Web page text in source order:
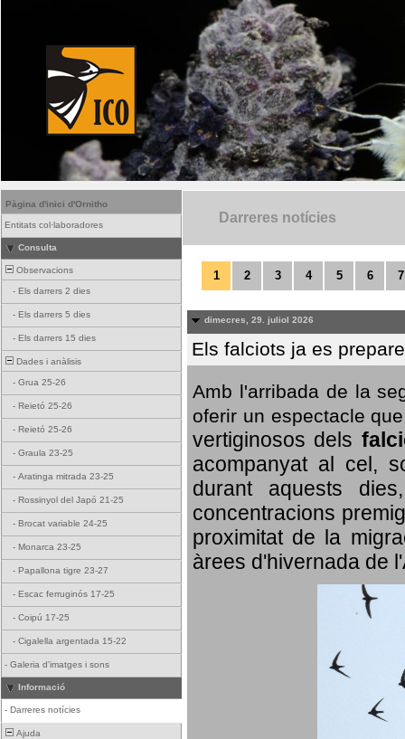
Pàgina d'inici d'Ornitho
Entitats col·laboradores
Consulta
Observacions
- Els darrers 2 dies
- Els darrers 5 dies
- Els darrers 15 dies
Dades i anàlisis
- Grua 25-26
- Reietó 25-26
- Reietó 25-26
- Graula 23-25
- Aratinga mitrada 23-25
- Rossinyol del Japó 21-25
- Brocat variable 24-25
- Monarca 23-25
- Papallona tigre 23-27
- Escac ferruginós 17-25
- Coipú 17-25
- Cigalella argentada 15-22
- Galeria d'imatges i sons
Informació
- Darreres notícies
Ajuda
Darreres notícies
1 2 3 4 5 6 7
dimecres, 29. juliol 2026
Els falciots ja es
Amb l'arribada de la
oferir un espectacle
vertiginosos dels
acompanyat al cel,
durant aquests
concentracions
proximitat de la
àrees d'hivernada de